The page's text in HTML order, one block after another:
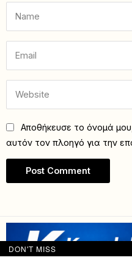
Αποθήκευσε το όνομά
αυτόν τον πλοηγό για την
DON'T MISS